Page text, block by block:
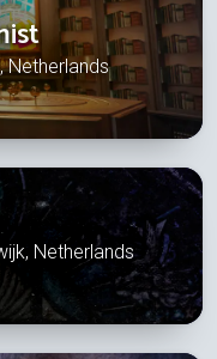
Netherlands
Netherlands